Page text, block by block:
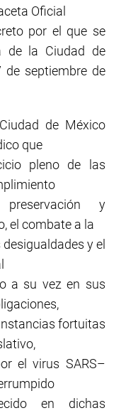
Oficial
por el que se
de la Ciudad de
de septiembre de
de México
que
pleno de las
y
el combate a la
y el
a su vez en sus
fortuitas
el virus SARS–
en dichas